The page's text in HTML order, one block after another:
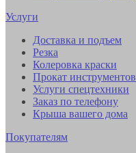
Услуги
Доставка и подъем
Резка
Колеровка краски
Прокат инструментов
Услуги спецтехники
Заказ по телефону
Крыша вашего дома
Покупателям